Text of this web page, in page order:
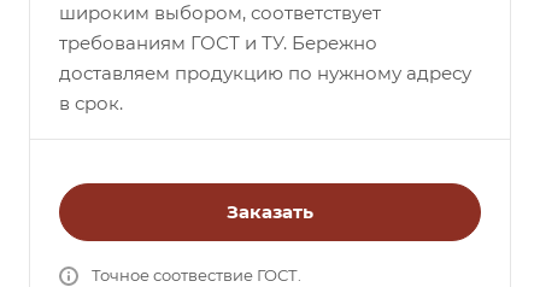
широким выбором, соответствует
требованиям ГОСТ и ТУ. Бережно
доставляем продукцию по нужному адресу
в срок.
Заказать
Точное соотвествие ГОСТ.